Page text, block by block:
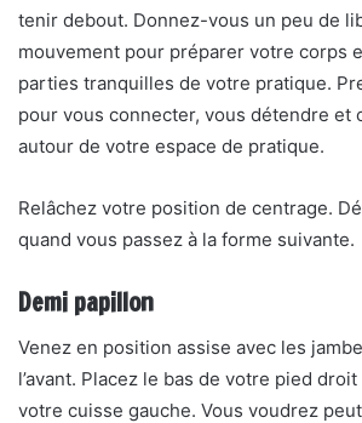
tenir debout. Donnez-vous un peu de
mouvement pour préparer votre corps
parties tranquilles de votre pratique.
pour vous connecter, vous détendre et
autour de votre espace de pratique.
Relâchez votre position de centrage.
quand vous passez à la forme suivante.
Demi papillon
Venez en position assise avec les
l’avant. Placez le bas de votre pied
votre cuisse gauche. Vous voudrez